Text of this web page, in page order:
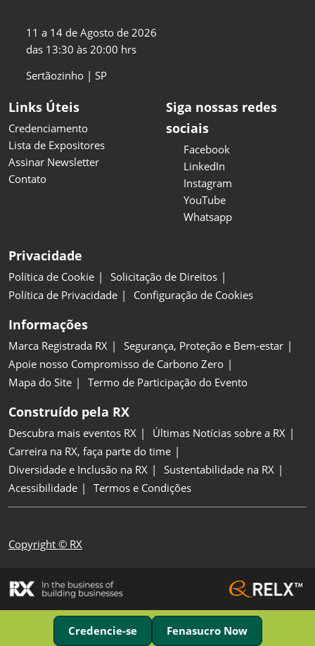
11 a 14 de Agosto de 2026
das 13:30 às 20:00 hrs
Sertãozinho | SP
Links Úteis
Credenciamento
Lista de Expositores
Assinar Newsletter
Contato
Siga nossas redes
sociais
Facebook
LinkedIn
Instagram
YouTube
Whatsapp
Privacidade
Política de Cookie
Solicitação de Direitos
Política de Privacidade
Configuração de Cookies
Informações
Marca Registrada RX
Segurança, Proteção e Bem-estar
Apoie nosso Compromisso de Carbono Zero
Mapa do Site
Termo de Participação do Evento
Construído pela RX
Descubra mais eventos RX
Últimas Notícias sobre a RX
Carreira na RX, faça parte do time
Diversidade e Inclusão na RX
Sustentabilidade na RX
Acessibilidade
Termos e Condições
Copyright © RX
Credencie-se Fenasucro Now